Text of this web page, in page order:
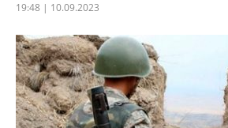
19:48 | 10.09.2023